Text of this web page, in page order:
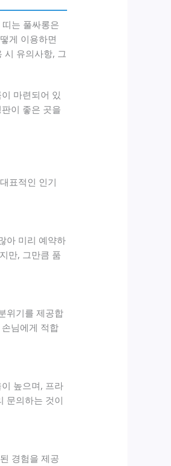
는 풀싸롱은
게 이용하면
시 유의사항, 그
마련되어 있
이 좋은 곳을
표적인 인기
아 미리 예약하
만, 그만큼 품
위기를 제공합
님에게 적합
높으며, 프라
문의하는 것이
경험을 제공